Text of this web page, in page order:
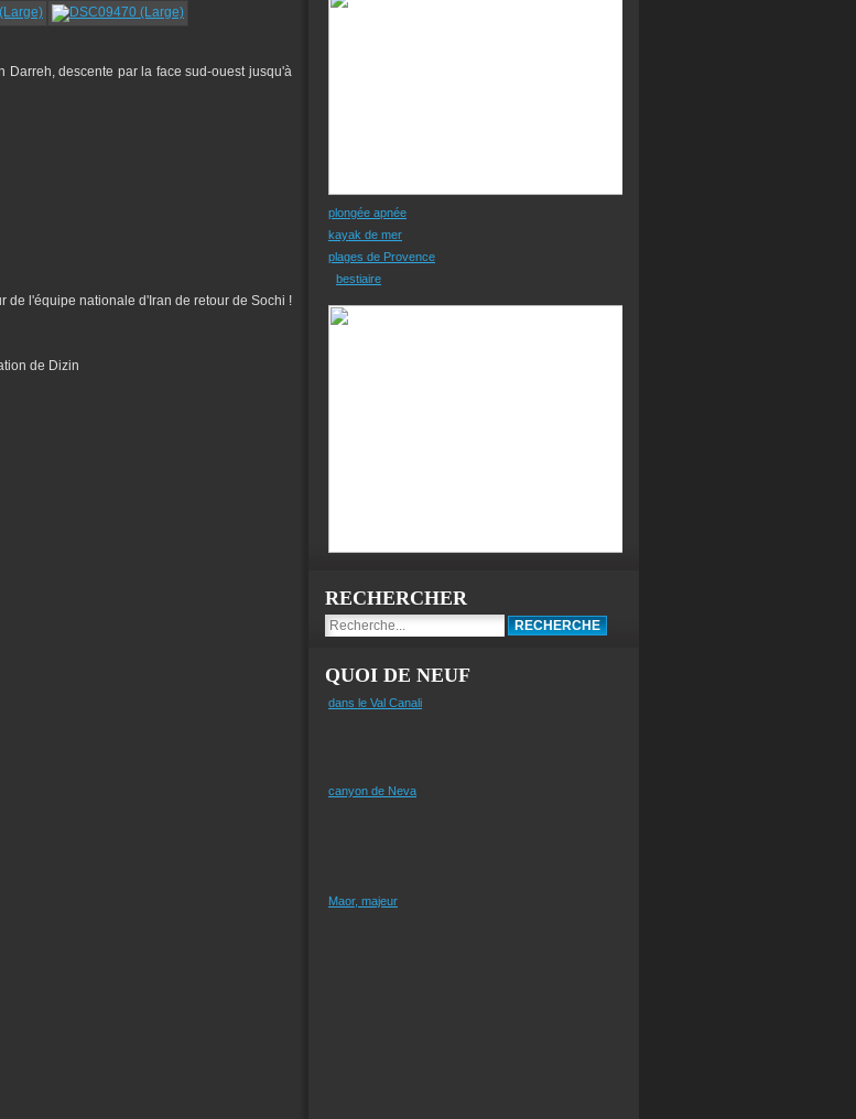
descente par la face sud-ouest jusqu'à
de l'équipe nationale d'Iran de retour de Sochi !
de Dizin
plongée apnée
kayak de mer
plages de Provence
bestiaire
RECHERCHER
QUOI DE NEUF
dans le Val Canali
canyon de Neva
Maor, majeur